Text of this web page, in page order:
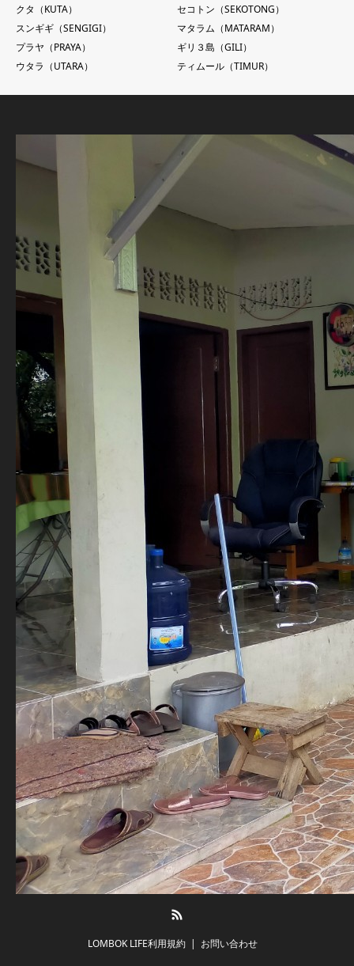
クタ（KUTA）
セコトン（SEKOTONG）
スンギギ（SENGIGI）
マタラム（MATARAM）
プラヤ（PRAYA）
ギリ３島（GILI）
ウタラ（UTARA）
ティムール（TIMUR）
LOMBOK LIFE利用規約 お問い合わせ